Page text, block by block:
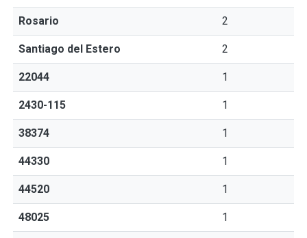
Rosario 2
Santiago del Estero 2
22044 1
2430-115 1
38374 1
44330 1
44520 1
48025 1